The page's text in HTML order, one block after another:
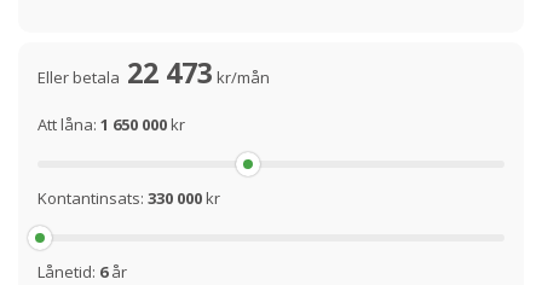
Eller betala 22 473 kr/mån
Att låna: 1 650 000kr
Kontantinsats: 330 000kr
Lånetid: 6år